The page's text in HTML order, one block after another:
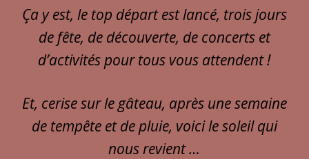
Ça y est, le top départ est lancé, trois jours
de fête, de découverte, de concerts et
d’activités pour tous vous attendent !
Et, cerise sur le gâteau, après une semaine
de tempête et de pluie, voici le soleil qui
nous revient …